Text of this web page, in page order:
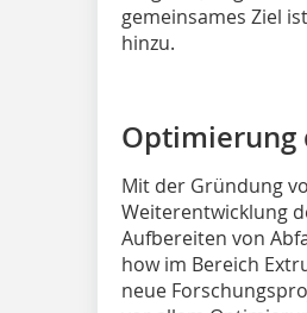
gemeinsames Ziel
hinzu.
Optimierung
Mit der Gründung
Weiterentwicklung
Aufbereiten von
how im Bereich
neue